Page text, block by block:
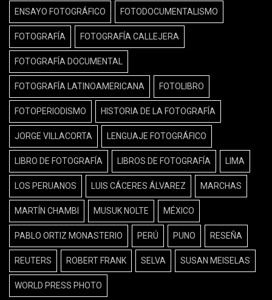
ENSAYO FOTOGRÁFICO FOTODOCUMENTALISMO
FOTOGRAFÍA FOTOGRAFÍA CALLEJERA
FOTOGRAFÍA DOCUMENTAL
FOTOGRAFÍA LATINOAMERICANA FOTOLIBRO
FOTOPERIODISMO HISTORIA DE LA FOTOGRAFÍA
JORGE VILLACORTA LENGUAJE FOTOGRÁFICO
LIBRO DE FOTOGRAFÍA LIBROS DE FOTOGRAFÍA LIMA
LOS PERUANOS LUIS CÁCERES ÁLVAREZ MARCHAS
MARTÍN CHAMBI MUSUK NOLTE MÉXICO
PABLO ORTIZ MONASTERIO PERÚ PUNO RESEÑA
REUTERS ROBERT FRANK SELVA SUSAN MEISELAS
WORLD PRESS PHOTO